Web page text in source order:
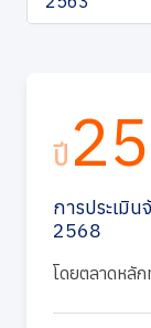
ปี
การประเมิ
2568
โดยตลาดหลั